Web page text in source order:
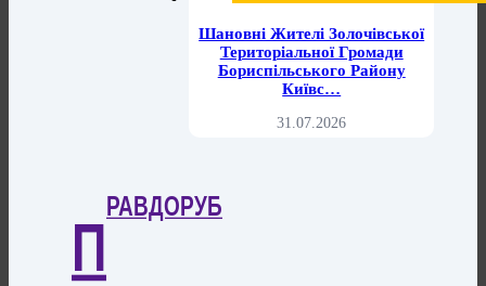
Шановні Жителі Золочівської
Територіальної Громади
Бориспільського Району
Київс…
31.07.2026
П
РАВДОРУБ